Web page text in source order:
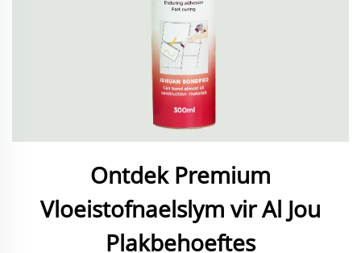
Ontdek Premium
Vloeistofnaelslym vir Al Jou
Plakbehoeftes